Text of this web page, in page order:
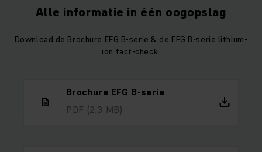
Alle informatie in één oogopslag
Download de Brochure EFG B-serie & de EFG B-serie lithium-
ion fact-check.
Brochure EFG B-serie
PDF (2,3 MB)